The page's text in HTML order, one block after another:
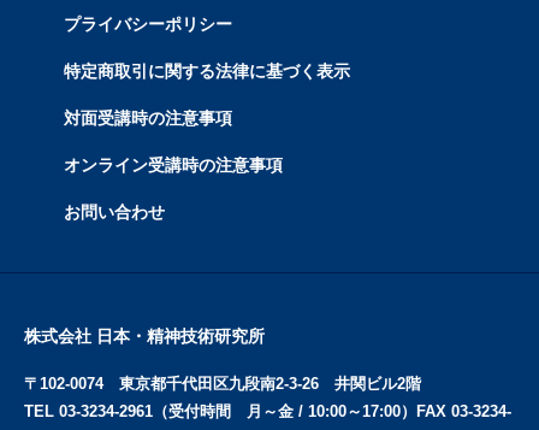
プライバシーポリシー
特定商取引に関する法律に基づく表示
対面受講時の注意事項
オンライン受講時の注意事項
お問い合わせ
株式会社 日本・精神技術研究所
〒102-0074 東京都千代田区九段南2-3-26 井関ビル2階
TEL 03-3234-2961（受付時間 月～金 / 10:00～17:00）FAX 03-3234-